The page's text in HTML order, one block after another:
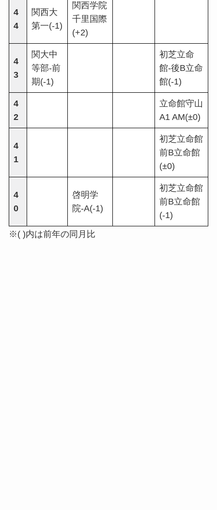
4
4
関西大
第一(-1)
関西学院
千里国際
(+2)
4
3
関大中
等部-前
期(-1)
初芝立命
館-後B立命
館(-1)
4
2
立命館守山
A1 AM(±0)
4
1
初芝立命館
前B立命館
(±0)
4
0
啓明学
院-A(-1)
初芝立命館
前B立命館
(-1)
※( )内は前年の同月比